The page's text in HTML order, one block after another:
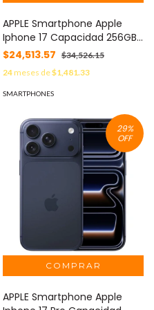
APPLE Smartphone Apple
Iphone 17 Capacidad 256GB
Color Azul MOD: IPHONE-17-
$24,513.57 $34,526.15
24meses de$1,481.33
SMARTPHONES
29%
OFF
APPLE Smartphone Apple